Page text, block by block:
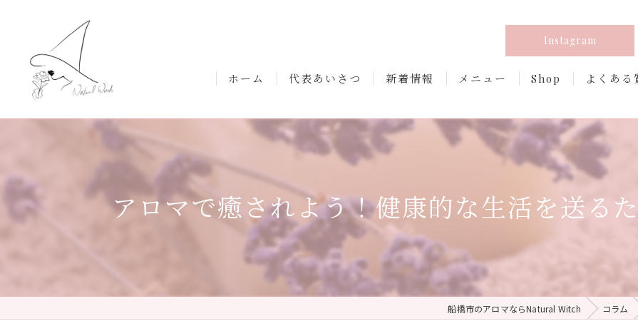
Instagram
ホーム 代表あいさつ 新着情報 メニュー Shop よくある
アロマで癒されよう！健康的な生活を送る
船橋市のアロマならNatural Witch コラム